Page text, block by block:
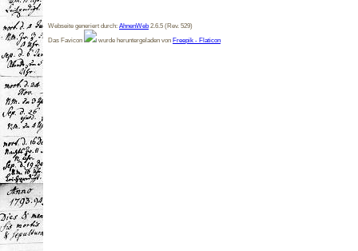
Webseite generiert durch: AhnenWeb 2.6.5 (Rev. 529)
Das Favicon
wurde heruntergeladen von Freepik - Flaticon